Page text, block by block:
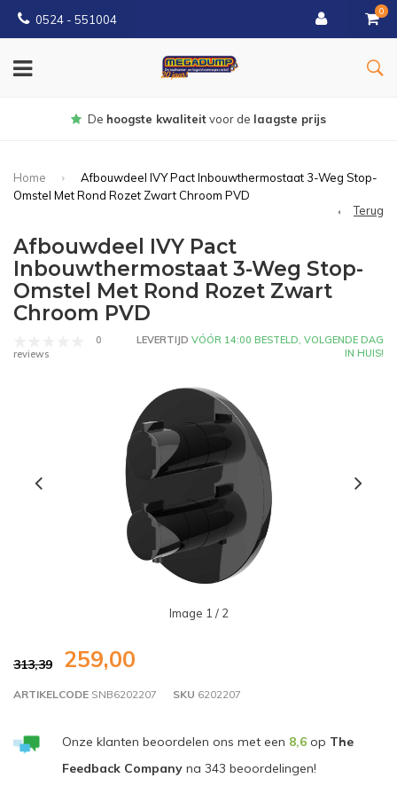
0524 - 551004
0
Gratisbezorgd vanaf €150
Home
Afbouwdeel IVY Pact Inbouwthermostaat 3-Weg Stop-
Omstel Met Rond Rozet Zwart Chroom PVD
Terug
Afbouwdeel IVY Pact
Inbouwthermostaat 3-Weg Stop-
Omstel Met Rond Rozet Zwart
Chroom PVD
0
reviews
LEVERTIJD VÓÓR 14:00 BESTELD, VOLGENDE DAG
IN HUIS!
Image 1 / 2
313,39 259,00
ARTIKELCODE SNB6202207 SKU 6202207
Onze klanten beoordelen ons met een 8,6op The
Feedback Companyna 343 beoordelingen!